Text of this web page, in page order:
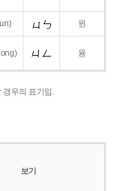
윈
융
경우의 표기임.
보기